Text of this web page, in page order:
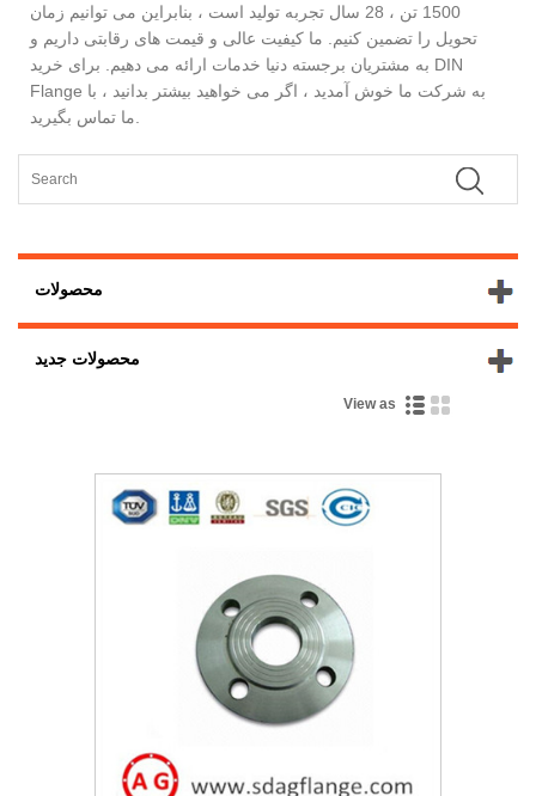
1500 تن ، 28 سال تجربه تولید است ، بنابراین می توانیم زمان
تحویل را تضمین کنیم. ما کیفیت عالی و قیمت های رقابتی داریم و
به مشتریان برجسته دنیا خدمات ارائه می دهیم. برای خرید DIN
Flange به شرکت ما خوش آمدید ، اگر می خواهید بیشتر بدانید ، با
محصولات
محصولات جدید
View as